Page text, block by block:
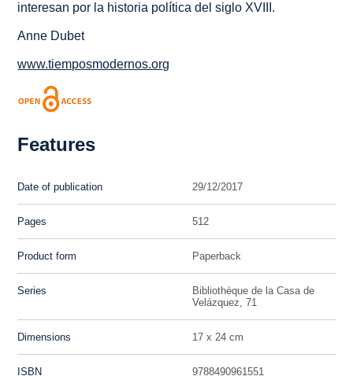
interesan por la historia política del siglo XVIII.
Anne Dubet
www.tiemposmodernos.org
Features
Date of publication 29/12/2017
Pages 512
Product form Paperback
Series
Bibliothèque de la Casa de
Velázquez, 71
Dimensions 17 x 24 cm
ISBN 9788490961551